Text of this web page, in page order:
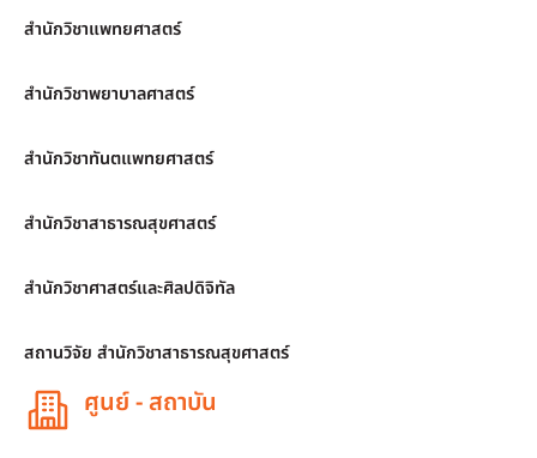
สำนักวิชาแพทยศาสตร์
สำนักวิชาพยาบาลศาสตร์
สำนักวิชาทันตแพทยศาสตร์
สำนักวิชาสาธารณสุขศาสตร์
สำนักวิชาศาสตร์และศิลปดิจิทัล
สถานวิจัย สำนักวิชาสาธารณสุขศาสตร์
ศูนย์ - สถาบัน